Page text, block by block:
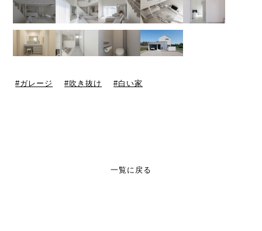
ガレージ 吹き抜け 白い家
一覧に戻る